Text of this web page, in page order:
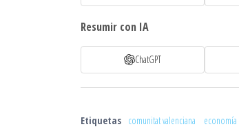
Resumir con IA
ChatGPT
Etiquetas comunitat valenciana economía